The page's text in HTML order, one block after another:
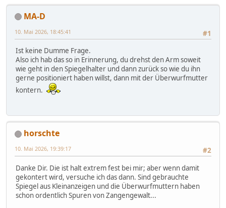
MA-D
#1
10. Mai 2026, 18:45:41
Ist keine Dumme Frage.
Also ich hab das so in Erinnerung, du drehst den Arm soweit
wie geht in den Spiegelhalter und dann zurück so wie du ihn
gerne positioniert haben willst, dann mit der Überwurfmutter
kontern.
horschte
#2
10. Mai 2026, 19:39:17
Danke Dir. Die ist halt extrem fest bei mir; aber wenn damit
gekontert wird, versuche ich das dann. Sind gebrauchte
Spiegel aus Kleinanzeigen und die Überwurfmuttern haben
schon ordentlich Spuren von Zangengewalt...